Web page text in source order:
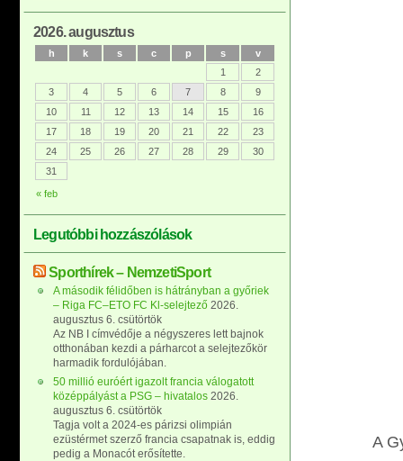
A
2026. augusztus
h k s c p s v
« feb
1
2
3
4 5 6 7 8
9
10
11 12 13 14 15
16
17
18 19 20 21 22
23
24
25 26 27 28 29
30
31
Legutóbbi hozzászólások
Sporthírek – NemzetiSport
A második félidőben is hátrányban a győriek
– Riga FC–ETO FC Kl-selejtező 2026.
augusztus 6. csütörtök
Az NB I címvédője a négyszeres lett bajnok
otthonában kezdi a párharcot a selejtezőkör
harmadik fordulójában.
50 millió euróért igazolt francia válogatott
középpályást a PSG – hivatalos 2026.
augusztus 6. csütörtök
Tagja volt a 2024-es párizsi olimpián
ezüstérmet szerző francia csapatnak is, eddig
pedig a Monacót erősítette.